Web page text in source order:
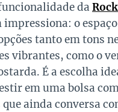
da
impressiona: o
tanto em tons
vibrantes, como o
É a escolha
em uma bolsa
que ainda conversa